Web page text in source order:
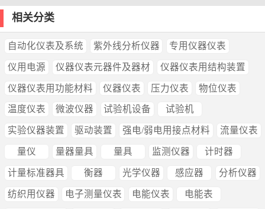
相关分类
自动化仪表及系统 紫外线分析仪器 专用仪器仪表
仪用电源 仪器仪表元器件及器材 仪器仪表用结构装置
仪器仪表用功能材料 仪器仪表 压力仪表 物位仪表
温度仪表 微波仪器 试验机设备 试验机
实验仪器装置 驱动装置 强电/弱电用接点材料 流量仪表
量仪 量器量具 量具 监测仪器 计时器
计量标准器具 衡器 光学仪器 感应器 分析仪器
纺织用仪器 电子测量仪表 电能仪表 电能表